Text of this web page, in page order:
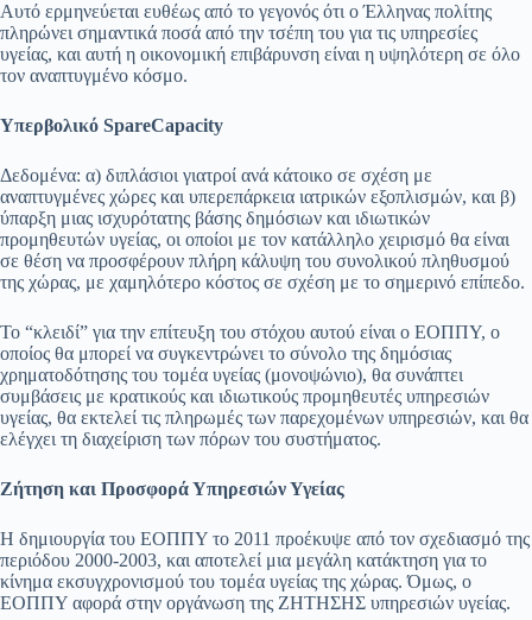
Αυτό ερμηνεύεται ευθέως από το γεγονός ότι ο Έλληνας πολίτης
πληρώνει σημαντικά ποσά από την τσέπη του για τις υπηρεσίες
υγείας, και αυτή η οικονομική επιβάρυνση είναι η υψηλότερη σε όλο
τον αναπτυγμένο κόσμο.
Υπερβολικό SpareCapacity
Δεδομένα: α) διπλάσιοι γιατροί ανά κάτοικο σε σχέση με
αναπτυγμένες χώρες και υπερεπάρκεια ιατρικών εξοπλισμών, και β)
ύπαρξη μιας ισχυρότατης βάσης δημόσιων και ιδιωτικών
προμηθευτών υγείας, οι οποίοι με τον κατάλληλο χειρισμό θα είναι
σε θέση να προσφέρουν πλήρη κάλυψη του συνολικού πληθυσμού
της χώρας, με χαμηλότερο κόστος σε σχέση με το σημερινό επίπεδο.
Το “κλειδί” για την επίτευξη του στόχου αυτού είναι ο ΕΟΠΠΥ, ο
οποίος θα μπορεί να συγκεντρώνει το σύνολο της δημόσιας
χρηματοδότησης του τομέα υγείας (μονοψώνιο), θα συνάπτει
συμβάσεις με κρατικούς και ιδιωτικούς προμηθευτές υπηρεσιών
υγείας, θα εκτελεί τις πληρωμές των παρεχομένων υπηρεσιών, και θα
ελέγχει τη διαχείριση των πόρων του συστήματος.
Ζήτηση και Προσφορά Υπηρεσιών Υγείας
Η δημιουργία του ΕΟΠΠΥ το 2011 προέκυψε από τον σχεδιασμό της
περιόδου 2000-2003, και αποτελεί μια μεγάλη κατάκτηση για το
κίνημα εκσυγχρονισμού του τομέα υγείας της χώρας. Όμως, ο
ΕΟΠΠΥ αφορά στην οργάνωση της ΖΗΤΗΣΗΣ υπηρεσιών υγείας.